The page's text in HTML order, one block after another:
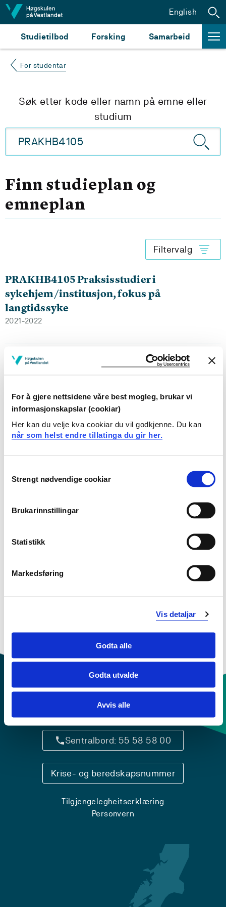
For å gjere nettsidene våre best mogleg, brukar vi
informasjonskapslar (cookiar)
Her kan du velje kva cookiar du vil godkjenne. Du kan
når som helst endre tillatinga du gir her.
Selection
Strengt nødvendige cookiar
Brukarinnstillingar
Statistikk
Markedsføring
Vis detaljar
Godta alle
Godta utvalde
Avvis alle
Hopp til innhald
Studietilbod Forsking Samarbeid
English
For studentar
Søk etter kode eller namn på emne eller
studium
Finn studieplan og
emneplan
Filtervalg
PRAKHB4105 Praksisstudier i
sykehjem/institusjon, fokus på
langtidssyke
2021-2022
PRAKHB4105 Praksisstudier i
langtidssyke
2020-2021
langtidssyke
PRAKHB4105 Praksisstudier i
langtidssyke
Sentralbord: 55 58 58 00
Krise- og beredskapsnummer
Tilgjengelegheitserklæring
Personvern